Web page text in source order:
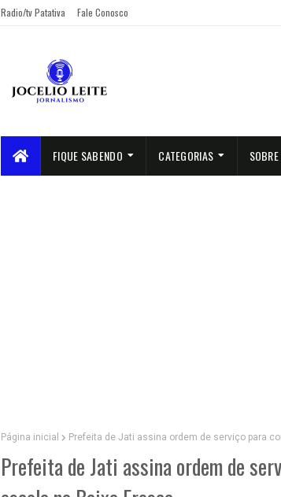
Radio/tv Patativa Fale Conosco
FIQUE SABENDO CATEGORIAS
Página inicial Prefeita de Jati assina ordem de serviço para
Prefeita de Jati assina ordem de